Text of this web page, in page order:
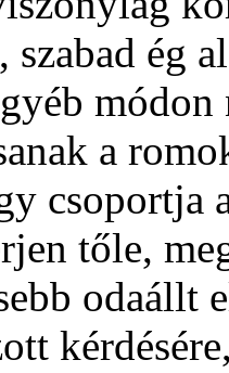
szabad ég
a
tőle,
odaállt